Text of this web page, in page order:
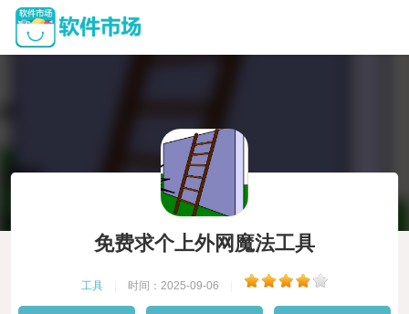
免费求个上外网魔法工具
工具 时间：2025-09-06